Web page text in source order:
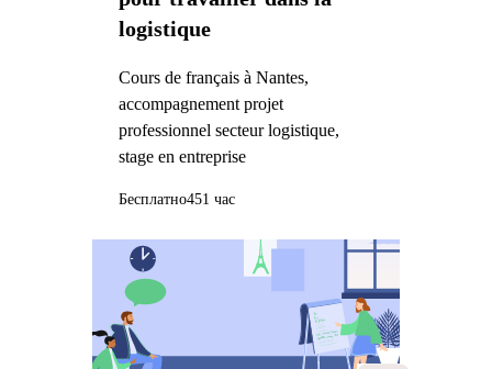
logistique
Cours de français à Nantes,
accompagnement projet
professionnel secteur logistique,
stage en entreprise
Бесплатно451 час